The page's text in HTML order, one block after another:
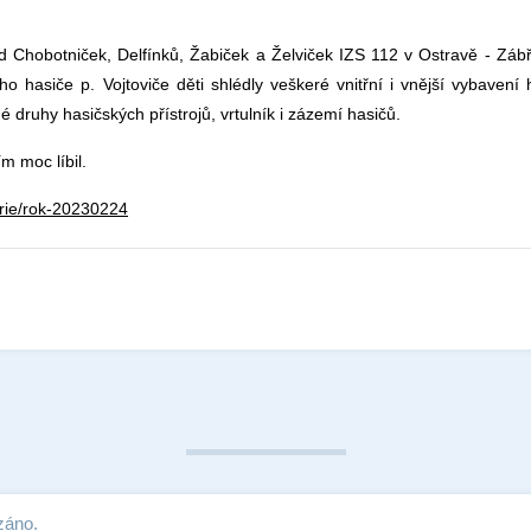
Delfínků, Žabiček a Želviček IZS 112 v Ostravě -
hasiče p. Vojtoviče děti shlédly veškeré vnitřní i vnější vybavení
druhy hasičských přístrojů, vrtulník i zázemí hasičů.
moc líbil.
rok-20230224